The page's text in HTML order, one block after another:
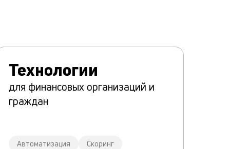
Технологии
для финансовых организаций и
граждан
Автоматизация
Скоринг